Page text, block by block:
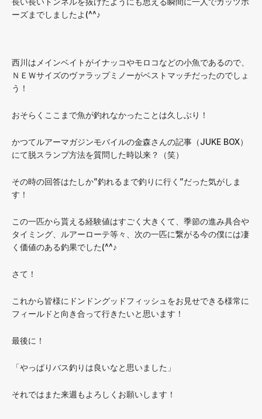
ーズまでしましたよ(^^♪
西川はメインベイトがイナッコやモロコなどの小魚であるので、
ＮＥＷサイズのヴァラップミノーがベストマッチだったのでしょ
う！
おそらくここまで魚が釣れなかったことは久しぶり！
かつてルアーマガジンモバイルの金森さんの記事（JUKE BOX）
にて脱スランプ方法を質問した時以来？（笑）
その時の回答はたしか”釣れるまで釣りに行く”だった気がしま
す！
この一匹から貰える経験値はすごく大きくて、季節の進み具合や
タイミング、ルアーローテ等々、次の一匹に繋がる今の僕には凄
く価値のある釣果でした(^^♪
さて！
これから皆様にドンドングッドフィッシュをお見せできる様常に
フィールドと向き合って行きたいと思います！
最後に！
「やっぱりバス釣りは良いなと思いました」
それではまた来週もよろしくお願いします！